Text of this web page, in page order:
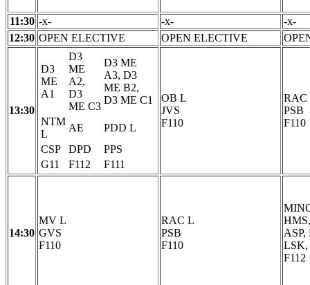
11:30 -x- -x-
-x-
12:30 OPEN ELECTIVE OPEN ELECTIVE
13:30
D3
ME
A1
D3
ME
A2,
D3
ME C3
D3 ME
A3, D3
ME B2,
D3 ME C1
NTM
L
AE
PDD L
CSP
DPD
PPS
G11
F112 F111
OB L
JVS
F110
RAC
PSB
F110
14:30
MV L
GVS
F110
RAC L
PSB
F110
ASP,
LSK,
F112